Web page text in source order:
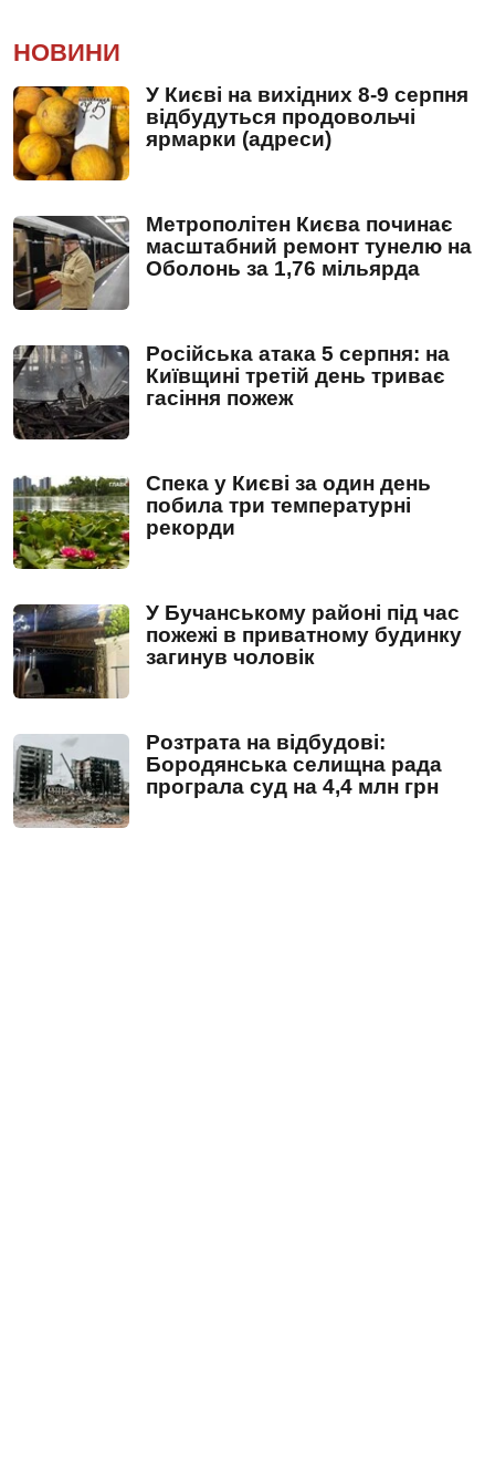
НОВИНИ
У Києві на вихідних 8-9 серпня
відбудуться продовольчі
ярмарки (адреси)
Метрополітен Києва починає
масштабний ремонт тунелю на
Оболонь за 1,76 мільярда
Російська атака 5 серпня: на
Київщині третій день триває
гасіння пожеж
Спека у Києві за один день
побила три температурні
рекорди
У Бучанському районі під час
пожежі в приватному будинку
загинув чоловік
Розтрата на відбудові:
Бородянська селищна рада
програла суд на 4,4 млн грн